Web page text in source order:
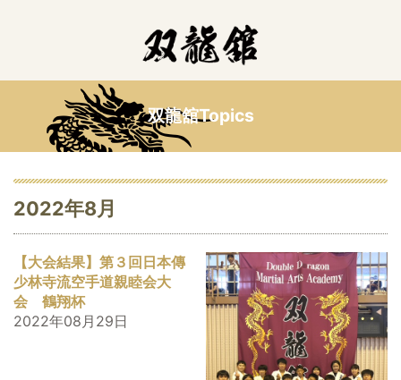
双龍舘Topics
2022年8月
【大会結果】第３回日本傳
少林寺流空手道親睦会大
会 鶴翔杯
2022年08月29日